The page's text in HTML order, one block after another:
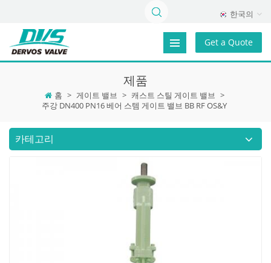
한국의
Get a Quote
제품
홈 > 게이트 밸브 > 캐스트 스틸 게이트 밸브 >
주강 DN400 PN16 베어 스템 게이트 밸브 BB RF OS&Y
카테고리